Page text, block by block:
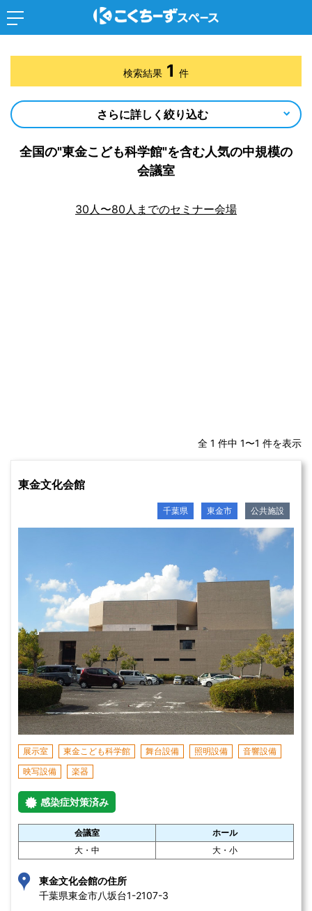
全国の"東金こども科学館"を含む人気の中規模の
会議室
30人〜80人までのセミナー会場
全 1 件中 1〜1 件を表示
東金文化会館
千葉県 東金市 公共施設
展示室 東金こども科学館 舞台設備 照明設備
音響設備
映写設備
楽器
感染症対策済み
会議室
ホール
大・中
大・小
東金文化会館の住所
千葉県東金市八坂台1-2107-3
検索結果 1 件
さらに詳しく絞り込む